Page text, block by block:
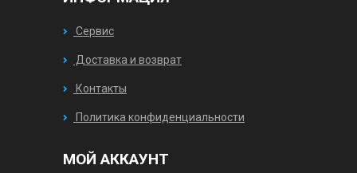
Сервис
Доставка и возврат
Контакты
Политика конфиденциальности
МОЙ АККАУНТ